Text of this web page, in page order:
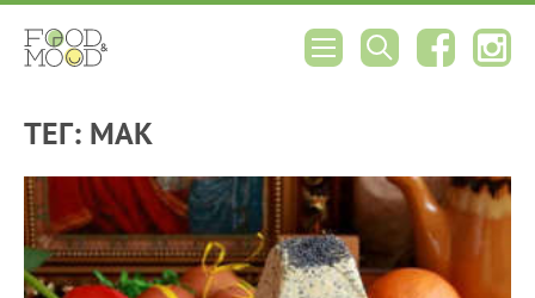
ТЕГ: МАК